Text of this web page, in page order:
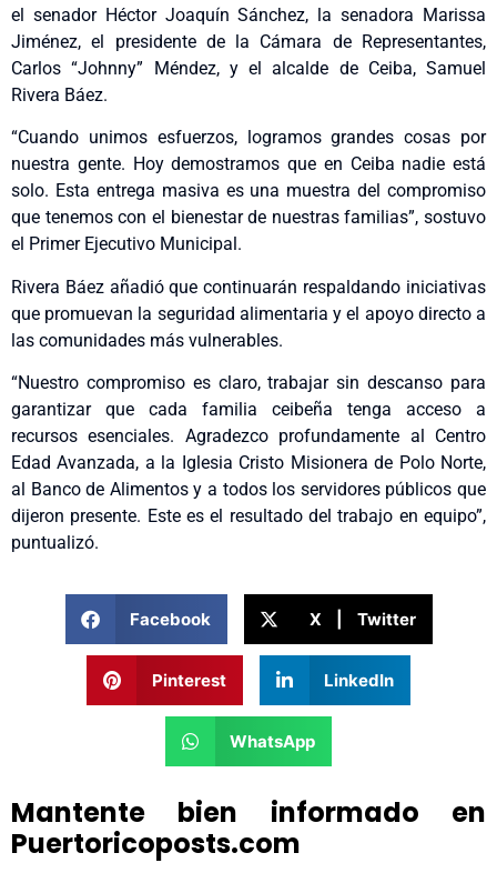
el senador Héctor Joaquín Sánchez, la senadora Marissa
Jiménez, el presidente de la Cámara de Representantes,
Carlos “Johnny” Méndez, y el alcalde de Ceiba, Samuel
Rivera Báez.
“Cuando unimos esfuerzos, logramos grandes cosas por
nuestra gente. Hoy demostramos que en Ceiba nadie está
solo. Esta entrega masiva es una muestra del compromiso
que tenemos con el bienestar de nuestras familias”, sostuvo
el Primer Ejecutivo Municipal.
Rivera Báez añadió que continuarán respaldando iniciativas
que promuevan la seguridad alimentaria y el apoyo directo a
las comunidades más vulnerables.
“Nuestro compromiso es claro, trabajar sin descanso para
garantizar que cada familia ceibeña tenga acceso a
recursos esenciales. Agradezco profundamente al Centro
Edad Avanzada, a la Iglesia Cristo Misionera de Polo Norte,
al Banco de Alimentos y a todos los servidores públicos que
dijeron presente. Este es el resultado del trabajo en equipo”,
puntualizó.
Facebook X | Twitter
Pinterest LinkedIn
WhatsApp
Mantente bien informado en
Puertoricoposts.com